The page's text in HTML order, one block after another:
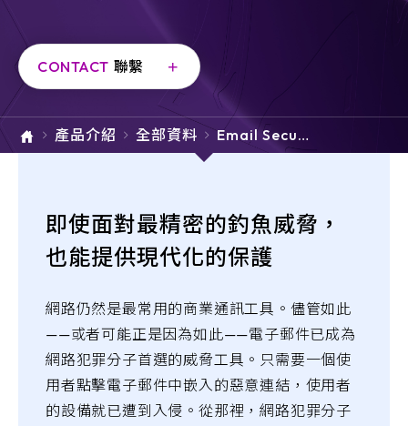
e-SOFT
ARMIS
CONTACT 聯繫
產品介紹 全部資料
Email Securi
ty
即使面對最精密的釣魚威脅，
也能提供現代化的保護
網路仍然是最常用的商業通訊工具。儘管如此
——或者可能正是因為如此——電子郵件已成為
網路犯罪分子首選的威脅工具。只需要一個使
用者點擊電子郵件中嵌入的惡意連結，使用者
的設備就已遭到入侵。從那裡，網路犯罪分子